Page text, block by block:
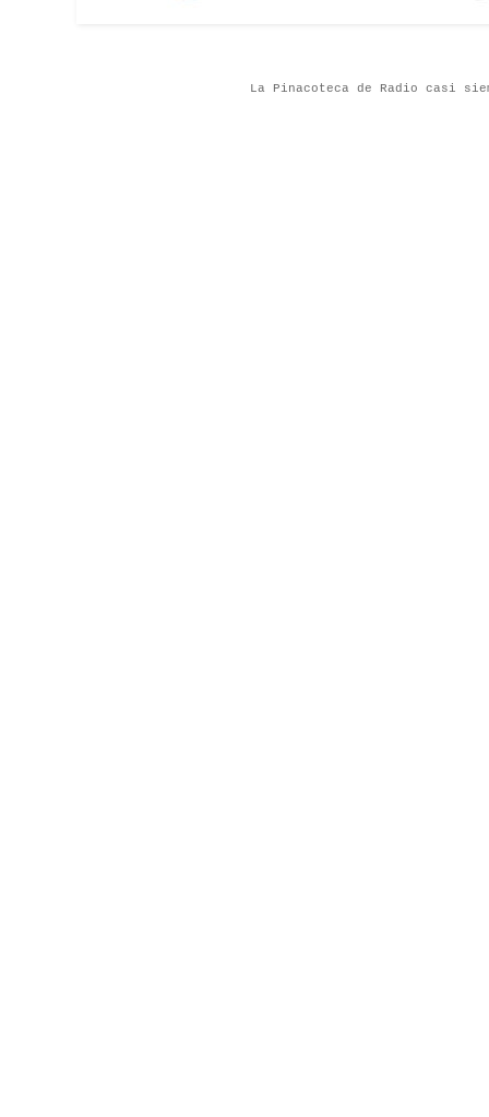
La Pinacoteca de Radio casi